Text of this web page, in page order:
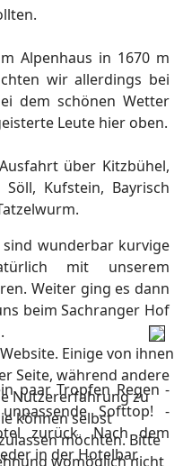
Alpenhaus in 1670 m
wir allerdings bei
dem schönen Wetter
Leute hier oben.
über Kitzbühel,
Kufstein, Bayrisch
wunderbar kurvige
mit unserem
Weiter ging es dann
beim Sachranger Hof
paar Tropfen Regen -
Softtop! -
zurück. Nach dem
in der Hotelbar.
Einige von ihnen
Seite, während andere
Nutzererfahrung zu
können selbst
möchten. Bitte
womöglich nicht